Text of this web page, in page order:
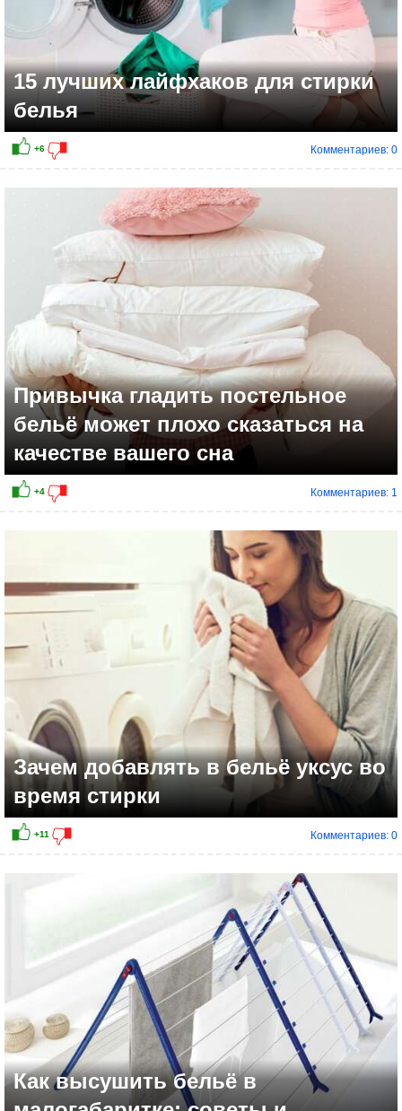
15 лучших лайфхаков для стирки
белья
Комментариев: 0
Привычка гладить постельное
бельё может плохо сказаться на
качестве вашего сна
Комментариев: 1
Зачем добавлять в бельё уксус во
время стирки
Комментариев: 0
Как высушить бельё в